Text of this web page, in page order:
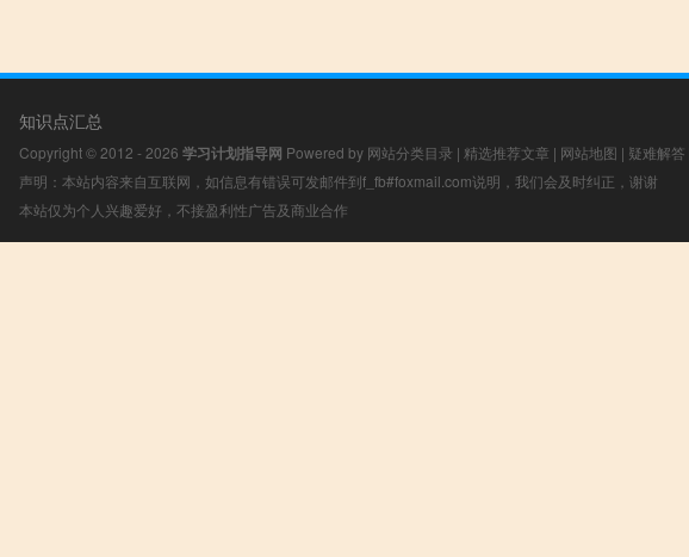
知识点汇总
Copyright © 2012 - 2026 学习计划指导网 Powered by 网站分类目录 | 精选推荐文章 | 网站地图 | 疑难解答
声明：本站内容来自互联网，如信息有错误可发邮件到f_fb#foxmail.com说明，我们会及时纠正，谢谢
本站仅为个人兴趣爱好，不接盈利性广告及商业合作